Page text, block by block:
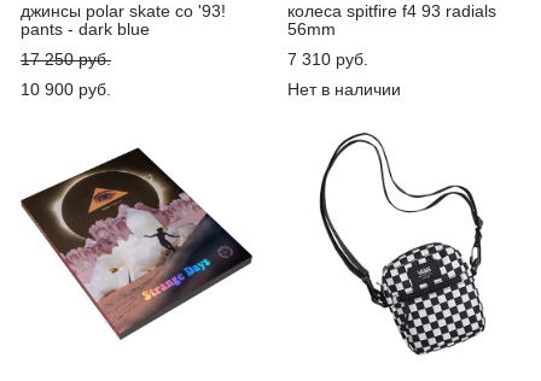
джинсы polar skate co '93!
pants - dark blue
17 250 pуб.
10 900 pуб.
колеса spitfire f4 93 radials
56mm
7 310 pуб.
Нет в наличии